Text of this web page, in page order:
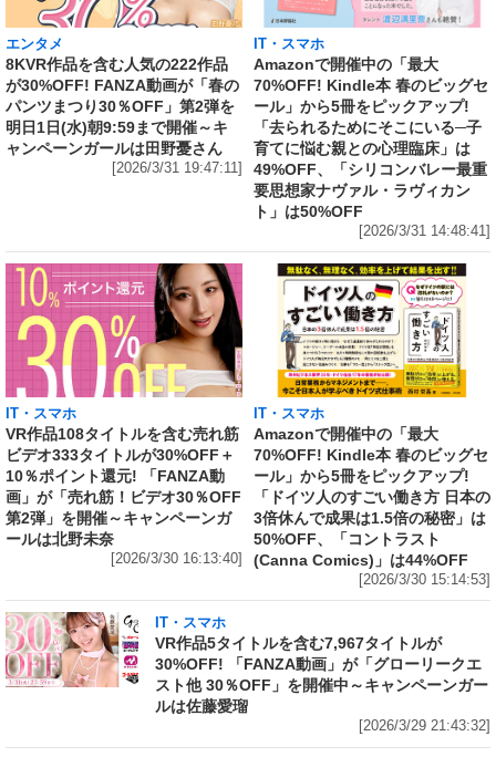
エンタメ
8KVR作品を含む人気の222作品
が30%OFF! FANZA動画が「春の
パンツまつり30％OFF」第2弾を
明日1日(水)朝9:59まで開催～キ
ャンペーンガールは田野憂さん
[2026/3/31 19:47:11]
IT・スマホ
Amazonで開催中の「最大
70%OFF! Kindle本 春のビッグセ
ール」から5冊をピックアップ!
「去られるためにそこにいる─子
育てに悩む親との心理臨床」は
49%OFF、「シリコンバレー最重
要思想家ナヴァル・ラヴィカン
ト」は50%OFF
[2026/3/31 14:48:41]
IT・スマホ
VR作品108タイトルを含む売れ筋
ビデオ333タイトルが30%OFF＋
10％ポイント還元! 「FANZA動
画」が「売れ筋！ビデオ30％OFF
第2弾」を開催～キャンペーンガ
ールは北野未奈
[2026/3/30 16:13:40]
IT・スマホ
Amazonで開催中の「最大
70%OFF! Kindle本 春のビッグセ
ール」から5冊をピックアップ!
「ドイツ人のすごい働き方 日本の
3倍休んで成果は1.5倍の秘密」は
50%OFF、「コントラスト
(Canna Comics)」は44%OFF
[2026/3/30 15:14:53]
IT・スマホ
VR作品5タイトルを含む7,967タイトルが
30%OFF! 「FANZA動画」が「グローリークエ
スト他 30％OFF」を開催中～キャンペーンガー
ルは佐藤愛瑠
[2026/3/29 21:43:32]